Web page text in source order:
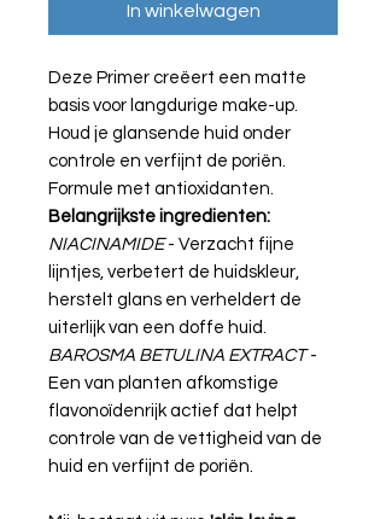
In winkelwagen
Deze Primer creëert een matte
basis voor langdurige make-up.
Houd je glansende huid onder
controle en verfijnt de poriën.
Formule met antioxidanten.
Belangrijkste ingredienten:
NIACINAMIDE- Verzacht fijne
lijntjes, verbetert de huidskleur,
herstelt glans en verheldert de
uiterlijk van een doffe huid.
BAROSMA BETULINA EXTRACT-
Een van planten afkomstige
flavonoïdenrijk actief dat helpt
controle van de vettigheid van de
huid en verfijnt de poriën.